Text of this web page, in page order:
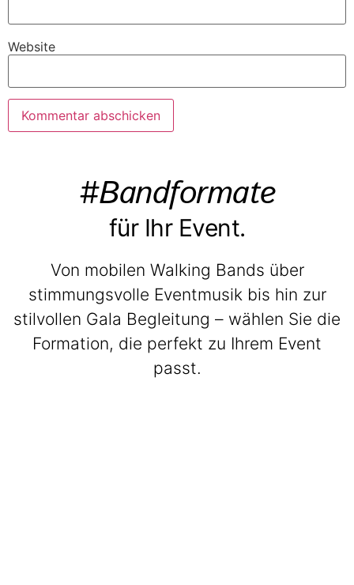
Website
#Bandformate
für Ihr Event.
Von mobilen Walking Bands über
stimmungsvolle Eventmusik bis hin zur
stilvollen Gala Begleitung – wählen Sie die
Formation, die perfekt zu Ihrem Event
passt.